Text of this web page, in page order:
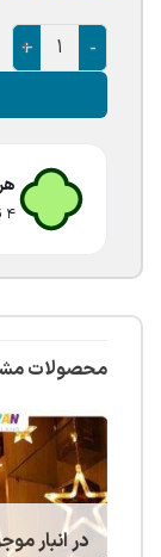
ریسه ال ای دی رنگی ۵متری
۴ قسط ماهانه. بدون سود، چک و ضامن.
محصولات
در انبار